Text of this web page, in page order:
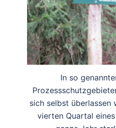
In so
sich selbst überlassen
vierten Quartal